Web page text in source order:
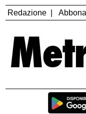
Redazione